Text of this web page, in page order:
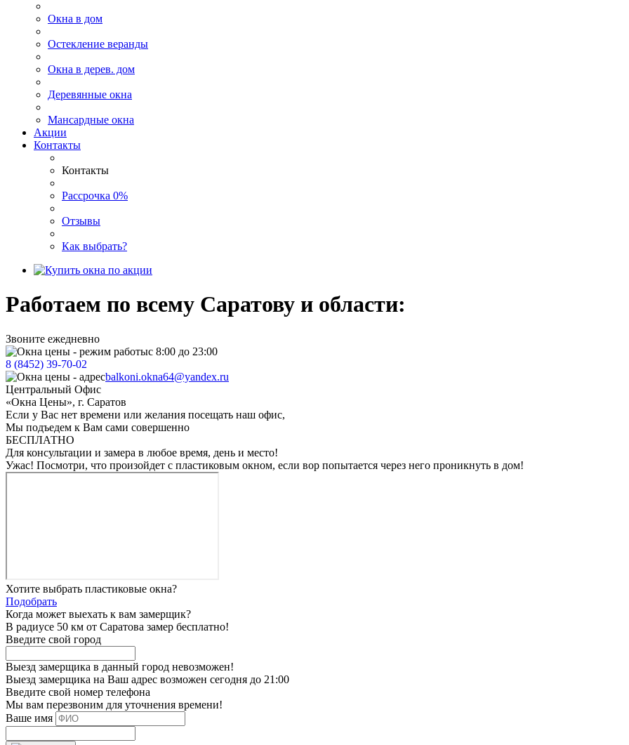
Окна в дом
Остекление веранды
Окна в дерев. дом
Деревянные окна
Мансардные окна
Акции
Контакты
Контакты
Рассрочка 0%
Отзывы
Как выбрать?
Работаем по всему Саратову и области:
Звоните ежедневно
с 8:00 до 23:00
8 (8452) 39-70-02
balkoni.okna64@yandex.ru
Центральный Офис
«Окна Цены», г. Саратов
Если у Вас нет времени или желания посещать наш офис,
Мы подъедем к Вам сами совершенно
БЕСПЛАТНО
Для консультации и замера в любое время, день и место!
Ужас! Посмотри, что произойдет с пластиковым окном, если вор попытается через него проникнуть в дом!
Хотите выбрать пластиковые окна?
Подобрать
Когда может выехать к вам замерщик?
В радиусе 50 км от Саратова замер бесплатно!
Введите свой город
Выезд замерщика в данный город невозможен!
Выезд замерщика на Ваш адрес возможен сегодня до 21:00
Введите свой номер телефона
Мы вам перезвоним для уточнения времени!
Ваше имя